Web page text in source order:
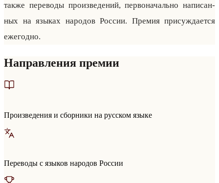
также пе­ре­во­ды про­из­ве­де­ний, пер­во­на­чально на­пи­сан­
ных на язы­ках на­ро­дов Рос­сии. Пре­мия при­суж­да­ет­ся
еже­год­но.
Направления премии
Произведения и сборники на русском языке
Переводы с языков народов России